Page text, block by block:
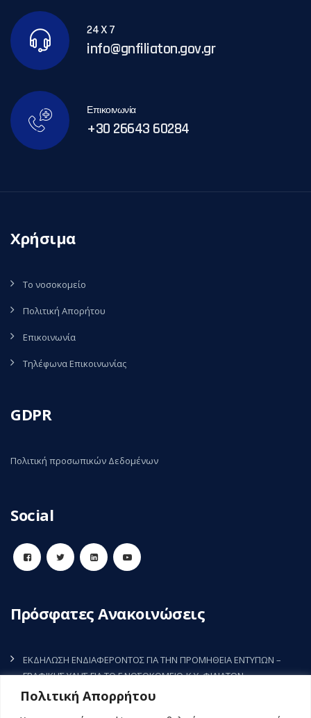
Πολιτική Απορρήτου
24 X 7
info@gnfiliaton.gov.gr
Επικοινωνία
+30 26643 60284
Χρήσιμα
Το νοσοκομείο
Πολιτική Απορήτου
Επικοινωνία
Τηλέφωνα Επικοινωνίας
GDPR
Πολιτική προσωπικών Δεδομένων
Social
Πρόσφατες Ανακοινώσεις
ΕΚΔΗΛΩΣΗ ΕΝΔΙΑΦΕΡΟΝΤΟΣ ΓΙΑ ΤΗΝ ΠΡΟΜΗΘΕΙΑ ΕΝΤΥΠΩΝ –
ΓΡΑΦΙΚΗΣ ΥΛΗΣ ΓΙΑ ΤΟ Γ.ΝΟΣΟΚΟΜΕΙΟ-Κ.Υ. ΦΙΛΙΑΤΩΝ
7 Αυγούστου, 2026